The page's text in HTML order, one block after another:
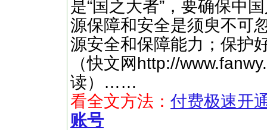
是“国之大者”，要确保中
源保障和安全是须臾不可
源安全和保障能力；保
（快文网http://
读）……
看全文方法： 付费极速开
账号